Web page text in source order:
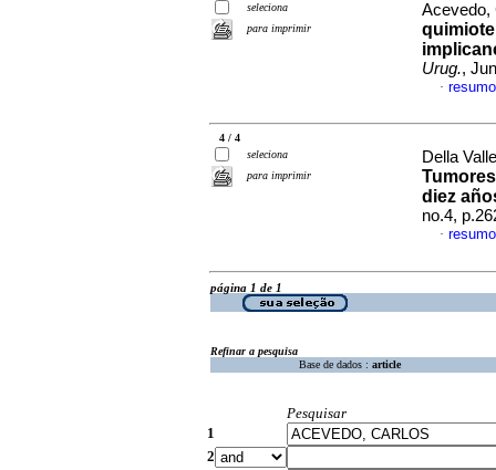
seleciona
para imprimir
Acevedo,
Urug.,
·
4 / 4
seleciona
para imprimir
Della
diez
no.4,
·
página 1 de 1
Refinar a pesquisa
Base de dados : article
Pesquisar
1
2